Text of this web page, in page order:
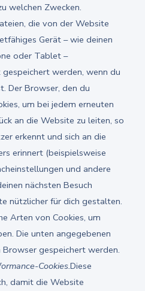
welchen Zwecken.
die von der Website
Gerät – wie deinen
oder Tablet –
werden, wenn du
Der Browser, den du
um bei jedem erneuten
an die Website zu leiten, so
erkennt und sich an die
erinnert (beispielsweise
und andere
nächsten Besuch
nützlicher für dich gestalten.
Arten von Cookies, um
Die unten angegebenen
gespeichert werden.
Cookies.Diese
damit die Website